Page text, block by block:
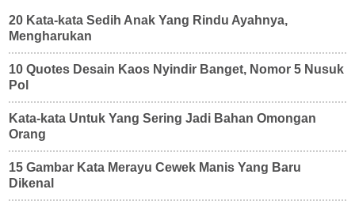
20 Kata-kata Sedih Anak Yang Rindu Ayahnya,
Mengharukan
10 Quotes Desain Kaos Nyindir Banget, Nomor 5 Nusuk
Pol
Kata-kata Untuk Yang Sering Jadi Bahan Omongan
Orang
15 Gambar Kata Merayu Cewek Manis Yang Baru
Dikenal